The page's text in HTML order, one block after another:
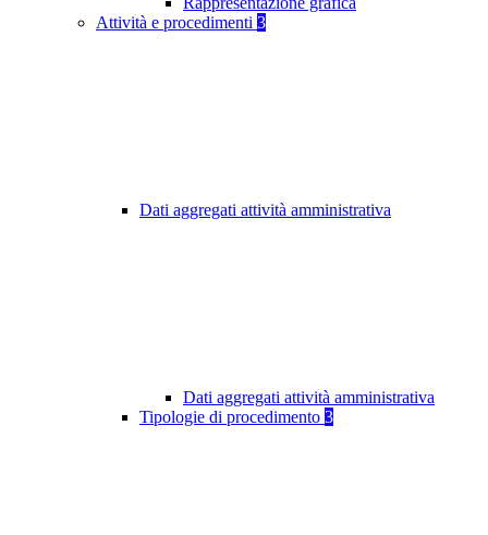
Attività e procedimenti 3
Dati aggregati attività amministrativa
Dati aggregati attività amministrativa
Tipologie di procedimento 3